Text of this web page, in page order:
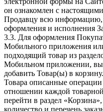
он ознакомлен с
Продавцу всю информацию,
оформления и исполнения
3.3. Для оформления
Мобильного приложения
подходящий товар из
Мобильном приложении,
добавить Товар(ы) в
Товара описанные
отношении каждой
перейти в раздел
количество и перечень